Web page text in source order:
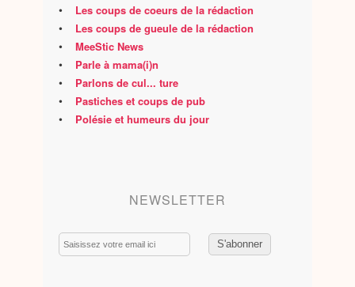
• Les coups de coeurs de la rédaction
• Les coups de gueule de la rédaction
• MeeStic News
• Parle à mama(i)n
• Parlons de cul... ture
• Pastiches et coups de pub
• Polésie et humeurs du jour
NEWSLETTER
Email